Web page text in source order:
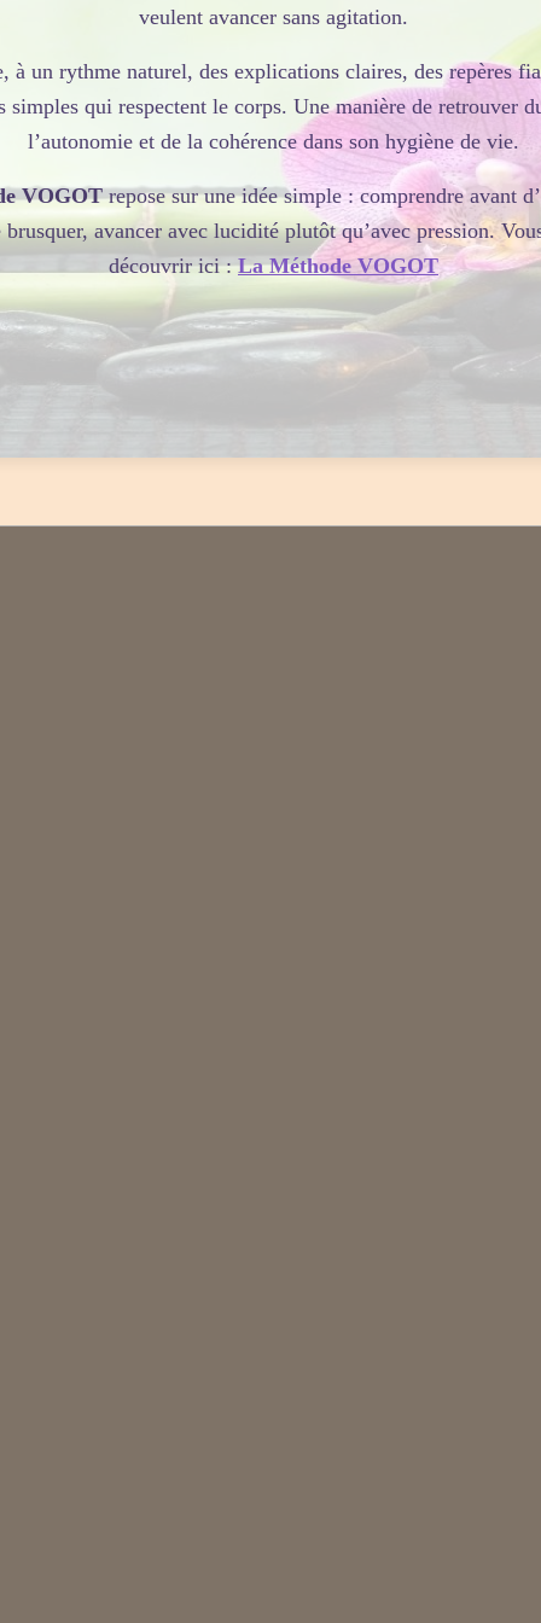
veulent avancer sans agitation.
à un rythme naturel, des explications claires, des repères
simples qui respectent le corps. Une manière de retrouver
l’autonomie et de la cohérence dans son hygiène de vie.
VOGOTrepose sur une idée simple : comprendre avant
avancer avec lucidité plutôt qu’avec pression.
découvrir ici :La Méthode VOGOT